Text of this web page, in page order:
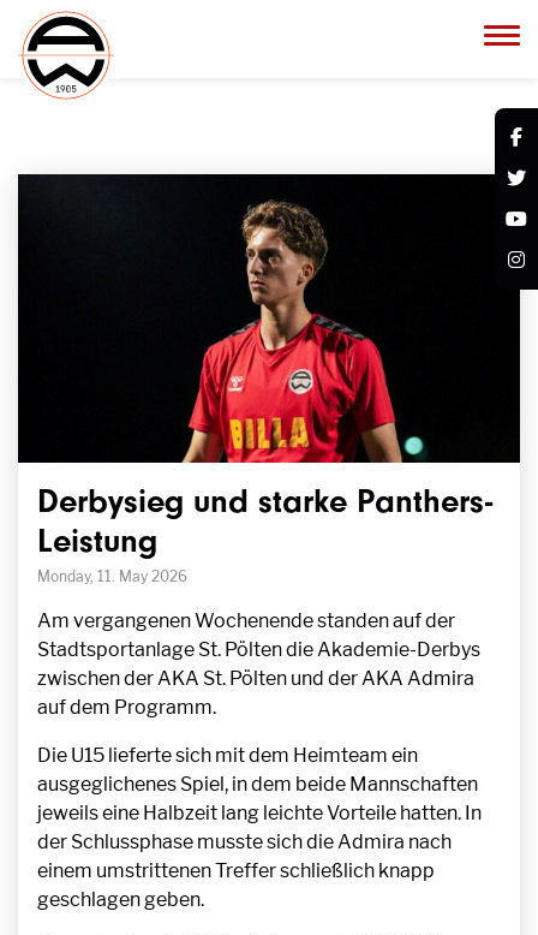
Derbysieg und starke Panthers-
Leistung
Monday, 11. May 2026
Am vergangenen Wochenende standen auf der
Stadtsportanlage St. Pölten die Akademie-Derbys
zwischen der AKA St. Pölten und der AKA Admira
auf dem Programm.
Die U15 lieferte sich mit dem Heimteam ein
ausgeglichenes Spiel, in dem beide Mannschaften
jeweils eine Halbzeit lang leichte Vorteile hatten. In
der Schlussphase musste sich die Admira nach
einem umstrittenen Treffer schließlich knapp
geschlagen geben.